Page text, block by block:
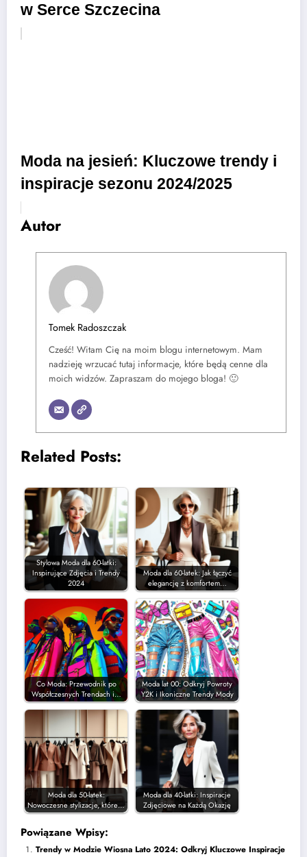
w Serce Szczecina
Moda na jesień: Kluczowe trendy i
inspiracje sezonu 2024/2025
Autor
Tomek Radoszczak
Cześć! Witam Cię na moim blogu internetowym. Mam
nadzieję wrzucać tutaj informacje, które będą cenne dla
moich widzów. Zapraszam do mojego bloga! 🙂
Related Posts:
Stylowa Moda dla 60-latki:
Inspirujące Zdjęcia i Trendy
2024
Moda dla 60-latek: Jak łączyć
elegancję z komfortem…
Co Moda: Przewodnik po
Współczesnych Trendach i…
Moda lat 00: Odkryj Powroty
Y2K i Ikoniczne Trendy Mody
Moda dla 50-latek:
Nowoczesne stylizacje, które…
Moda dla 40-latki: Inspiracje
Zdjęciowe na Każdą Okazję
Powiązane Wpisy:
Trendy w Modzie Wiosna Lato 2024: Odkryj Kluczowe Inspiracje